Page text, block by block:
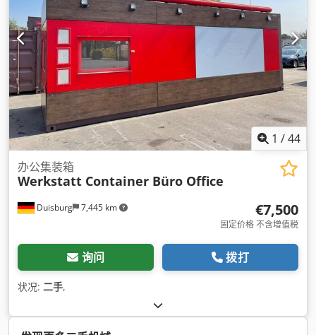
1 /44
Duisburg 7,445 km
办公集装箱
Werkstatt Container Büro Office
€7,500
固定价格 不含增值税
询问 拨打
状况: 二手,